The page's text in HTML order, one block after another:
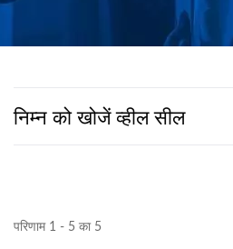
निम्न को खोजें व्हील सील
परिणाम 1 - 5 का 5